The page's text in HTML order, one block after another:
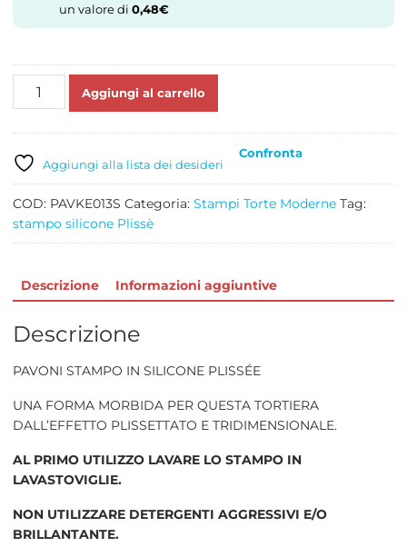
un valore di 0,48€
TORTIERA
PAVONCAKE
Aggiungi al carrello
Aggiungi alla lista dei desideri
Confronta
COD: PAVKE013S Categoria: Stampi Torte Moderne Tag:
stampo silicone Plissè
Descrizione Informazioni aggiuntive
Descrizione
PAVONI STAMPO IN SILICONE PLISSÉE
UNA FORMA MORBIDA PER QUESTA TORTIERA
DALL’EFFETTO PLISSETTATO E TRIDIMENSIONALE.
AL PRIMO UTILIZZO LAVARE LO STAMPO IN
LAVASTOVIGLIE.
NON UTILIZZARE DETERGENTI AGGRESSIVI E/O
BRILLANTANTE.